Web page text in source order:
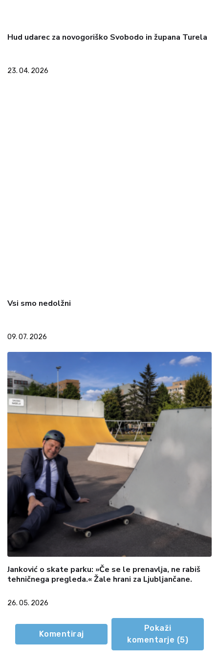
Hud udarec za novogoriško Svobodo in župana Turela
23. 04. 2026
Vsi smo nedolžni
09. 07. 2026
Janković o skate parku: »Če se le prenavlja, ne rabiš
tehničnega pregleda.« Žale hrani za Ljubljančane.
26. 05. 2026
Komentiraj
Pokaži
komentarje (5)